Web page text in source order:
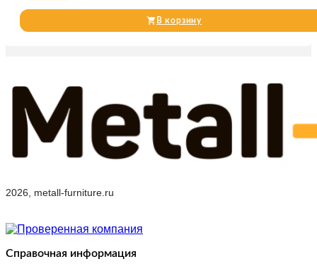
В корзину
2026, metall-furniture.ru
Справочная информация